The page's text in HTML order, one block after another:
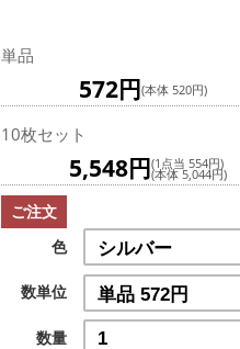
単品
572円(本体 520円)
10枚セット
5,548円(1点当 554円)
(本体 5,044円)
ご注文
色
数単位
数量